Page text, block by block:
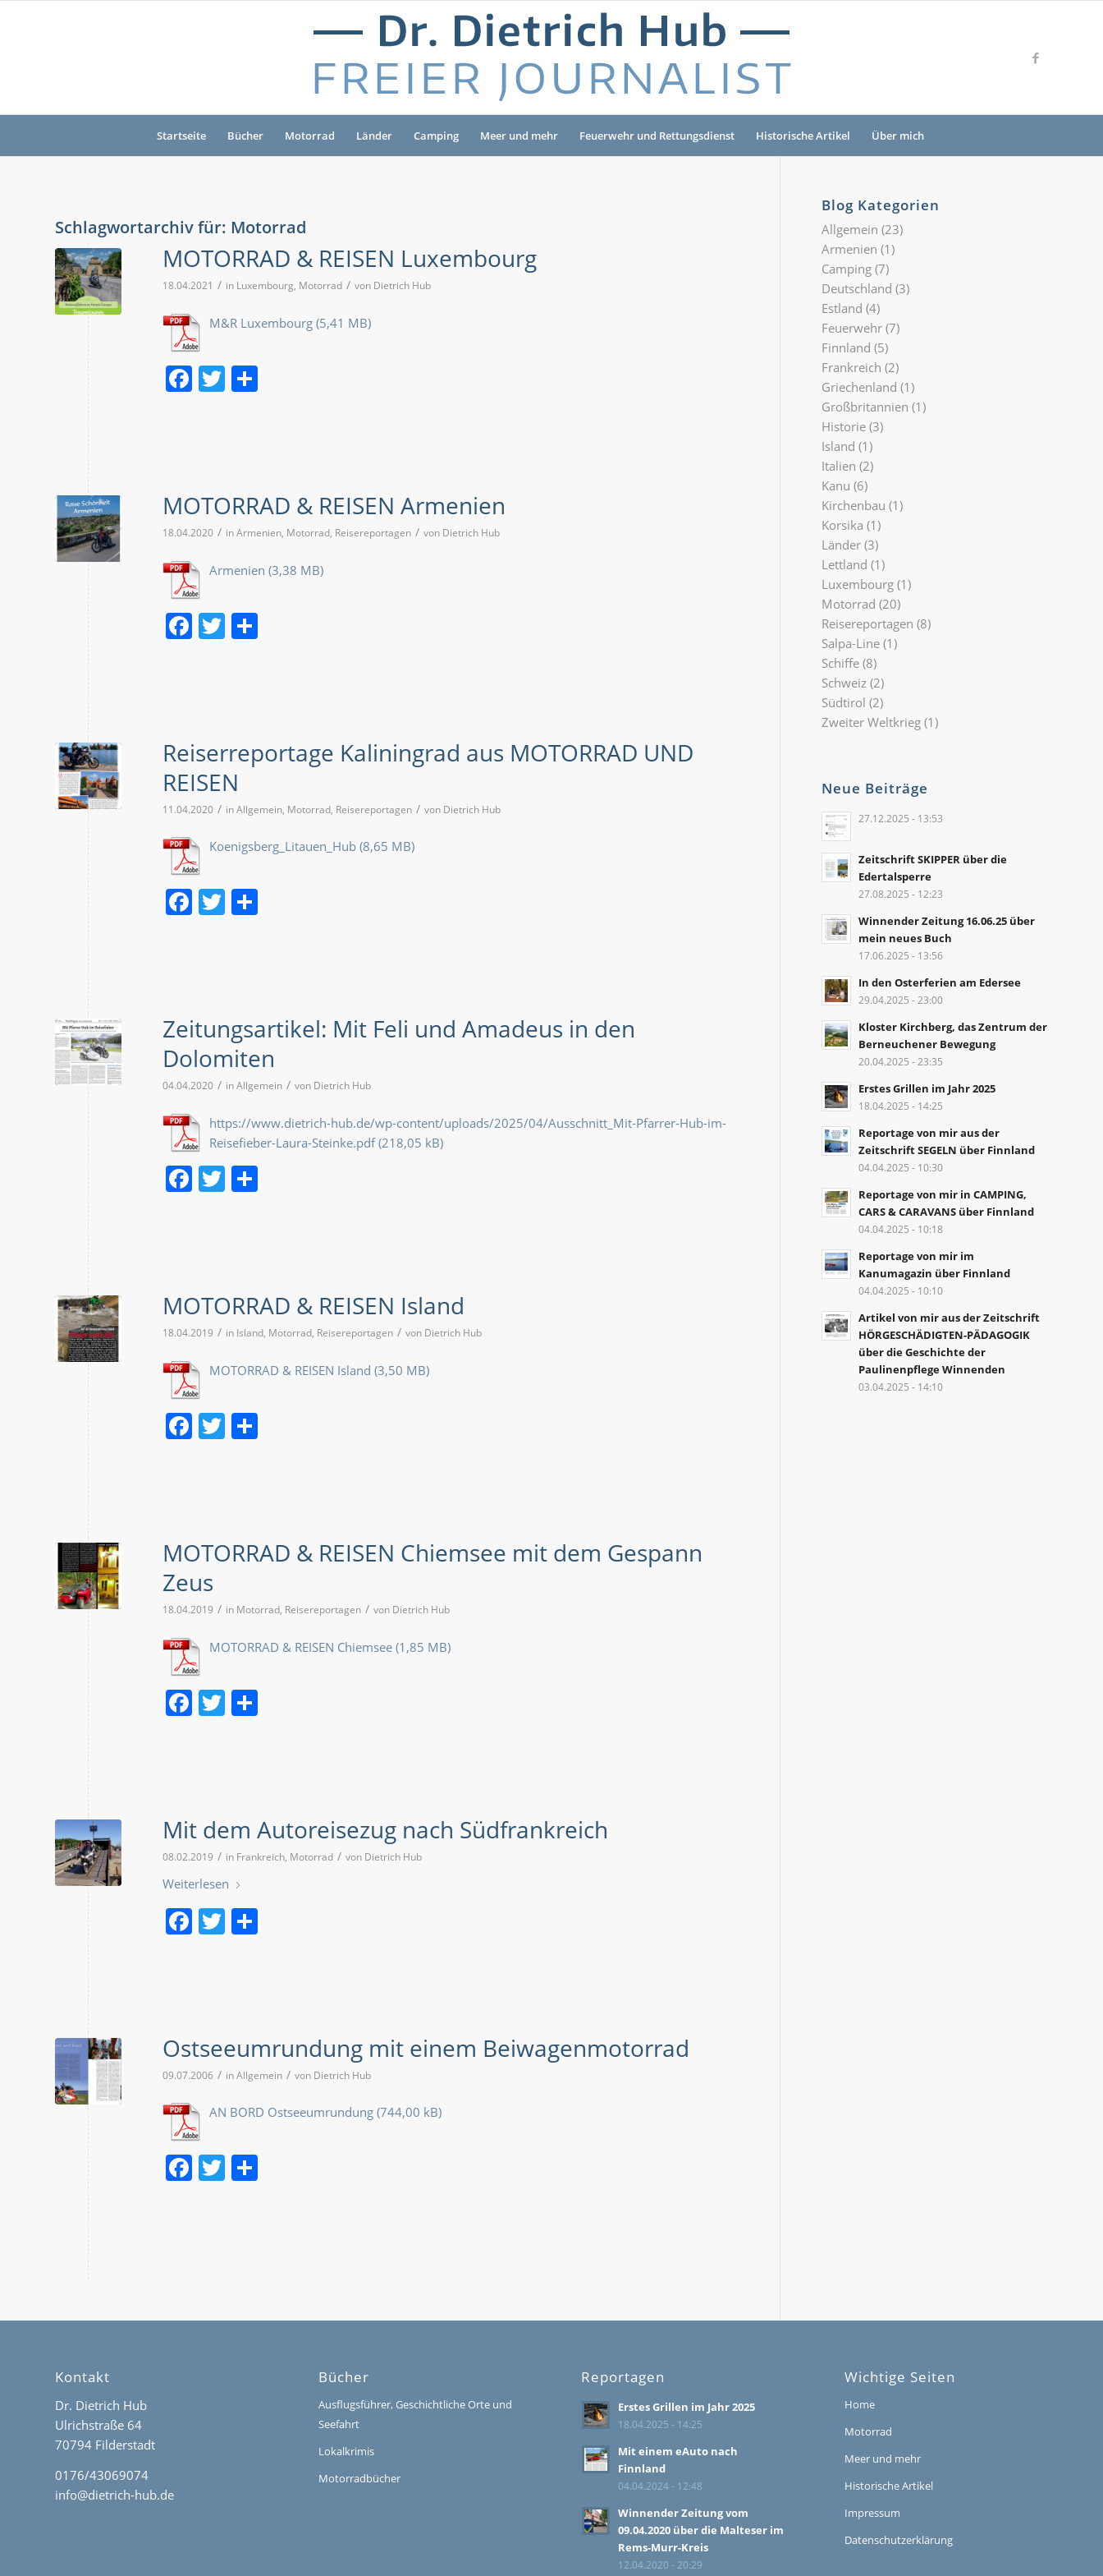
Startseite Bücher Motorrad Länder Camping Meer und mehr Feuerwehr und Rettungsdienst Historische Artikel Über mich
Schlagwortarchiv für: Motorrad
MOTORRAD & REISEN Luxembourg
18.04.2021 / in Luxembourg, Motorrad / von Dietrich Hub
M&R Luxembourg
Facebook
Twitter
MOTORRAD & REISEN Armenien
18.04.2020 / inArmenien, Motorrad, Reisereportagen / von Dietrich Hub
Armenien
Facebook
Twitter
Reiserreportage Kaliningrad aus MOTORRAD UND
REISEN
11.04.2020 / inAllgemein, Motorrad, Reisereportagen / von Dietrich Hub
Koenigsberg_Litauen_Hub
Facebook
Twitter
Zeitungsartikel: Mit Feli und Amadeus in den
Dolomiten
04.04.2020 / inAllgemein / von Dietrich Hub
https://www.dietrich-hub.de/wp-content/uploads/2025/04/Ausschnitt_Mit-Pfarrer-Hub-im-
Reisefieber-Laura-Steinke.pdf
Facebook
Twitter
MOTORRAD & REISEN Island
18.04.2019 / in Island, Motorrad, Reisereportagen / von Dietrich Hub
MOTORRAD & REISEN Island
Facebook
Twitter
MOTORRAD & REISEN Chiemsee mit dem Gespann
Zeus
18.04.2019 / in Motorrad, Reisereportagen / von Dietrich Hub
MOTORRAD & REISEN Chiemsee
Facebook
Twitter
Mit dem Autoreisezug nach Südfrankreich
08.02.2019 / in Frankreich, Motorrad / von Dietrich Hub
Weiterlesen
Facebook
Twitter
Ostseeumrundung mit einem Beiwagenmotorrad
09.07.2006 / inAllgemein / von Dietrich Hub
AN BORD Ostseeumrundung
Facebook
Twitter
Blog Kategorien
Allgemein (23)
Armenien (1)
Camping (7)
Deutschland (3)
Estland (4)
Feuerwehr (7)
Finnland (5)
Frankreich (2)
Griechenland (1)
Großbritannien (1)
Historie (3)
Island (1)
Italien (2)
Kanu (6)
Kirchenbau (1)
Korsika (1)
Länder (3)
Lettland (1)
Luxembourg (1)
Motorrad (20)
Reisereportagen (8)
Salpa-Line (1)
Schiffe (8)
Schweiz (2)
Südtirol (2)
Zweiter Weltkrieg (1)
Neue Beiträge
27.12.2025 - 13:53
Zeitschrift SKIPPER über die
Edertalsperre
27.08.2025 - 12:23
Winnender Zeitung 16.06.25 über
mein neues Buch
17.06.2025 - 13:56
In den Osterferien am Edersee
29.04.2025 - 23:00
Kloster Kirchberg, das Zentrum der
Berneuchener Bewegung
20.04.2025 - 23:35
Erstes Grillen im Jahr 2025
18.04.2025 - 14:25
Reportage von mir aus der
Zeitschrift SEGELN über Finnland
04.04.2025 - 10:30
Reportage von mir in CAMPING,
CARS & CARAVANS über Finnland
04.04.2025 - 10:18
Reportage von mir im
Kanumagazin über Finnland
04.04.2025 - 10:10
Artikel von mir aus der Zeitschrift
HÖRGESCHÄDIGTEN-PÄDAGOGIK
über die Geschichte der
Paulinenpflege Winnenden
03.04.2025 - 14:10
Kontakt
Dr. Dietrich Hub
Ulrichstraße 64
70794 Filderstadt
0176/43069074
info@dietrich-hub.de
Bücher
Ausflugsführer, Geschichtliche Orte und
Seefahrt
Lokalkrimis
Motorradbücher
Reportagen
Erstes Grillen im Jahr 2025
18.04.2025 - 14:25
Mit einem eAuto nach
Finnland
04.04.2024 - 12:48
Winnender Zeitung vom
09.04.2020 über die Malteser im
Rems-Murr-Kreis
12.04.2020 - 20:29
Wichtige Seiten
Home
Motorrad
Meer und mehr
Historische Artikel
Impressum
Datenschutzerklärung